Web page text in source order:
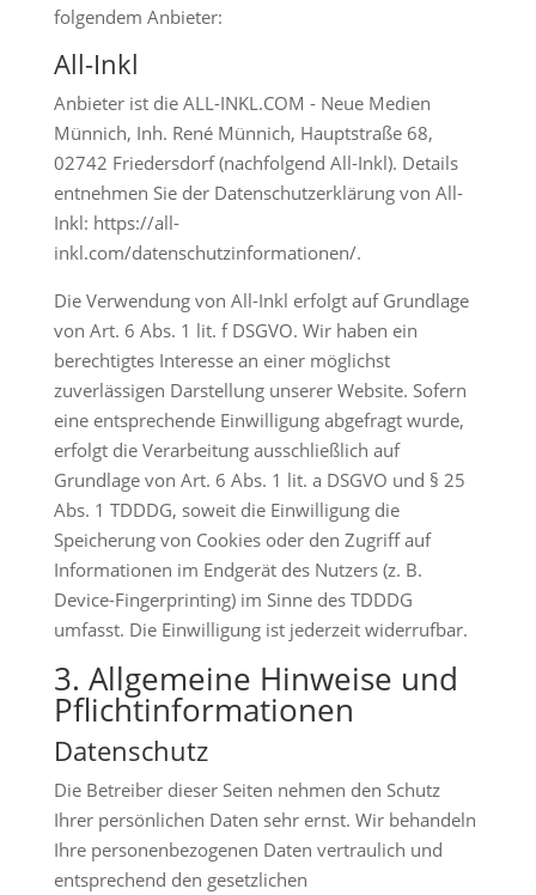
folgendem Anbieter:
All-Inkl
Anbieter ist die ALL-INKL.COM - Neue Medien
Münnich, Inh. René Münnich, Hauptstraße 68,
02742 Friedersdorf (nachfolgend All-Inkl). Details
entnehmen Sie der Datenschutzerklärung von All-
Inkl: https://all-
inkl.com/datenschutzinformationen/.
Die Verwendung von All-Inkl erfolgt auf Grundlage
von Art. 6 Abs. 1 lit. f DSGVO. Wir haben ein
berechtigtes Interesse an einer möglichst
zuverlässigen Darstellung unserer Website. Sofern
eine entsprechende Einwilligung abgefragt wurde,
erfolgt die Verarbeitung ausschließlich auf
Grundlage von Art. 6 Abs. 1 lit. a DSGVO und § 25
Abs. 1 TDDDG, soweit die Einwilligung die
Speicherung von Cookies oder den Zugriff auf
Informationen im Endgerät des Nutzers (z. B.
Device-Fingerprinting) im Sinne des TDDDG
umfasst. Die Einwilligung ist jederzeit widerrufbar.
3. Allgemeine Hinweise und
Pflicht­informationen
Datenschutz
Die Betreiber dieser Seiten nehmen den Schutz
Ihrer persönlichen Daten sehr ernst. Wir behandeln
Ihre personenbezogenen Daten vertraulich und
entsprechend den gesetzlichen